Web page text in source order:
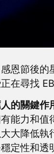
恩節後的
在尋找
的關鍵作
能力和值
大降低執
定性和透